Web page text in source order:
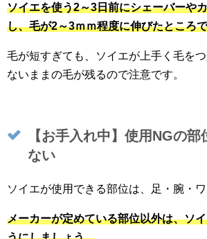
ソイエを使う2～3日前にシェーバーや
し、毛が2～3ｍｍ程度に伸びたところ
毛が短すぎても、ソイエが上手く毛を
ないままの毛が残るので注意です。
【お手入れ中】使用NGの部
ない
ソイエが使用できる部位は、足・腕・ワ
メーカーが定めている部位以外は、ソ